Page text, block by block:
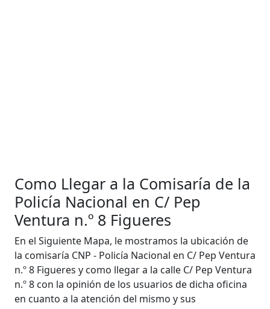
Como Llegar a la Comisaría de la
Policía Nacional en C/ Pep
Ventura n.º 8 Figueres
En el Siguiente Mapa, le mostramos la ubicación de
la comisaría CNP - Policía Nacional en C/ Pep Ventura
n.º 8 Figueres y como llegar a la calle C/ Pep Ventura
n.º 8 con la opinión de los usuarios de dicha oficina
en cuanto a la atención del mismo y sus